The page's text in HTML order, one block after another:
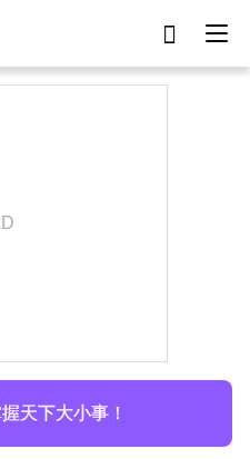
天下大小事！